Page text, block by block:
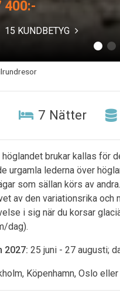
400:-
15 KUNDBETYG
7 Nätter
brukar kallas för
urgamla lederna över
som sällan körs av
av den variationsrika och
i sig när du korsar
dag).
2027: 25 juni - 27 augusti;
Köpenhamn, Oslo